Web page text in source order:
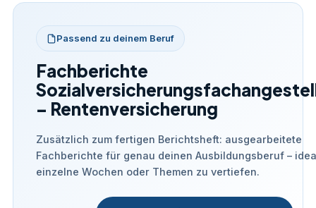
Passend zu deinem Beruf
Fachberichte
– Rentenversicherung
Zusätzlich zum fertigen Berichtsheft: ausgearbeitete
Fachberichte für genau deinen Ausbildungsberuf –
einzelne Wochen oder Themen zu vertiefen.